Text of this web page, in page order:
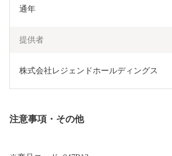
通年
提供者
注意事項・その他